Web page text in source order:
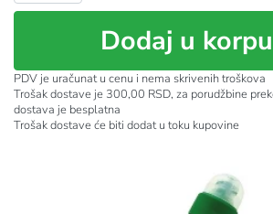
Dodaj u korpu
PDV je uračunat u cenu i nema skrivenih troškova
Trošak dostave je 300,00 RSD, za porudžbine
dostava je besplatna
Trošak dostave će biti dodat u toku kupovine